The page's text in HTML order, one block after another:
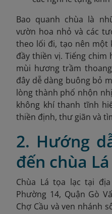
Bao quanh chùa là
vườn hoa nhỏ và các
theo lối đi, tạo nên một
đầy thiền vị. Tiếng chim
mùi hương trầm
đây dễ dàng buông bỏ
lòng thành phố nhộn
không khí thanh tĩnh
thiền định, thư giãn và
2. Hướng
đến chùa
Chùa Lá tọa lạc tại
Phường 14, Quận Gò
Chợ Cầu và ven nhánh